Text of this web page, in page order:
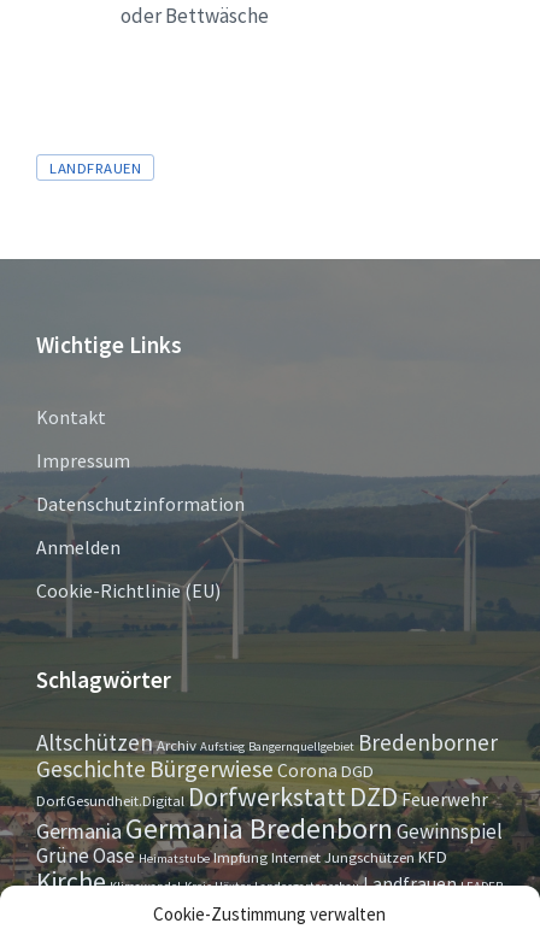
Cookie-Zustimmung verwalten
oder Bettwäsche
Tags
LANDFRAUEN
Wichtige Links
Kontakt
Impressum
Datenschutzinformation
Anmelden
Cookie-Richtlinie (EU)
Schlagwörter
AltschützenArchiv Aufstieg Bangernquellgebiet Bredenborner
Geschichte Bürgerwiese CoronaDGD
Dorf.Gesundheit.Digital DorfwerkstattDZDFeuerwehr
GermaniaGermania BredenbornGewinnspiel
Grüne Oase Heimatstube ImpfungInternetJungschützenKFD
Kirche Klimawandel Kreis Höxter Landesgartenschau Landfrauen LEADER
Maurer- u. HandwerkervereinOktoberfest